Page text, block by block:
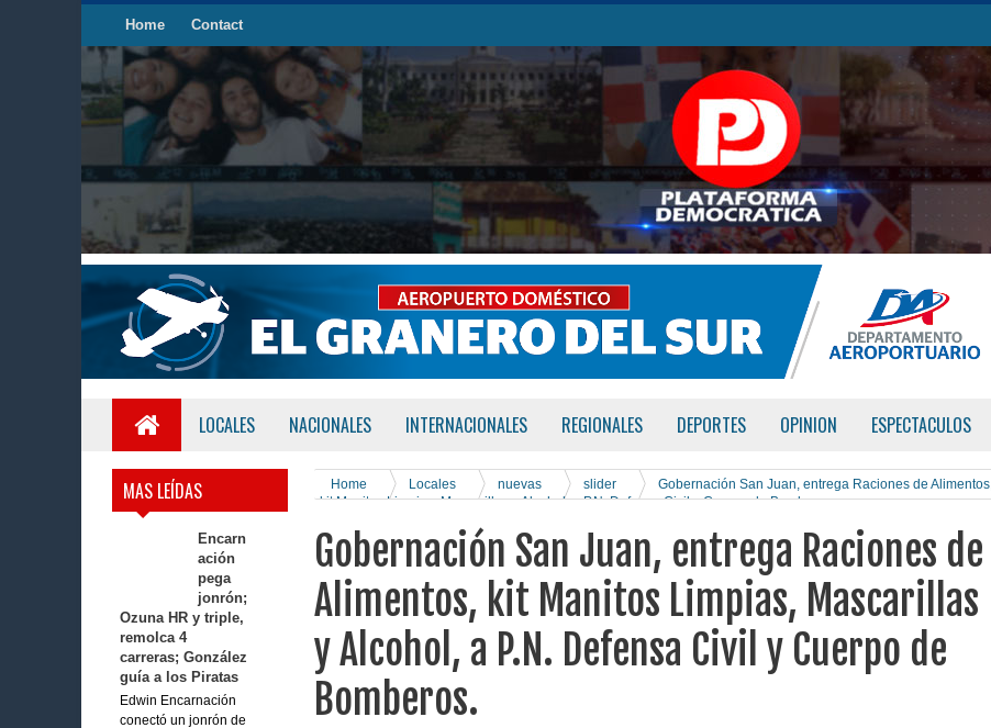
Home Contact
LOCALES NACIONALES INTERNACIONALES REGIONALES DEPORTES OPINION ESPECTACULOS
MAS LEÍDAS
Encarn
ación
pega
jonrón;
Ozuna HR y triple,
remolca 4
carreras; González
guía a los Piratas
Edwin Encarnación
conectó un jonrón de
Home Locales nuevas slider
Gobernación San Juan, entrega Raciones de Alimentos,
kit Manitos Limpias, Mascarillas y Alcohol, a P.N. Defensa Civil y Cuerpo de Bomberos.
Gobernación San Juan, entrega Raciones de
Alimentos, kit Manitos Limpias, Mascarillas
y Alcohol, a P.N. Defensa Civil y Cuerpo de
Bomberos.